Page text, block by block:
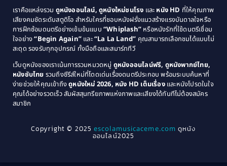
Coming of Age ก้าวพ้นวัย(1)
Coming-of-Age(3)
Community(1)
Crime อาชญากรรม(289)
Cult Film(4)
1979
1978
1976
1975
1974
1971
1970
1969
1968
1964
1963
1940
เราคือแหล่งรวม ดูหนังออนไลน์, ดูหนังใหม่ชนโรง และ หนัง HD ที่ให้คุณภาพ
เสียงคมชัดระดับสตูดิโอ สำหรับใครที่ชอบหนังฝรั่งแนวสร้างแรงบันดาลใจหรือ
การฝึกซ้อมดนตรีอย่างเข้มข้นแบบ “Whiplash” หรือหนังรักที่ใช้ดนตรีเชื่อม
ใจอย่าง“Begin Again” และ“La La Land” คุณสามารถเลือกชมได้แบบไม่
สะดุด รองรับทุกอุปกรณ์ ทั้งมือถือและสมาร์ททีวี
เว็บดูหนังของเราเน้นการรวมหมวดหมู่ ดูหนังออนไลน์ฟรี, ดูหนังพากย์ไทย,
หนังซับไทย รวมถึงซีรีส์ใหม่ที่โดดเด่นเรื่องดนตรีประกอบ พร้อมระบบค้นหาที่
ง่ายช่วยให้คุณเข้าถึงดูหนังใหม่ 2026, หนัง HD เต็มเรื่องและหนังโปรดในใจ
คุณได้อย่างรวดเร็ว สัมผัสสุนทรียภาพแห่งภาพและเสียงได้ทันทีไม่ต้องสมัคร
สมาชิก
Copyright © 2025escolamusicaceme.com ดูหนัง
ออนไลน์2025